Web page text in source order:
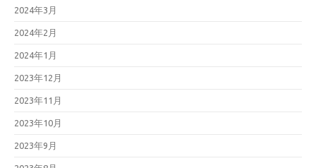
2024年3月
2024年2月
2024年1月
2023年12月
2023年11月
2023年10月
2023年9月